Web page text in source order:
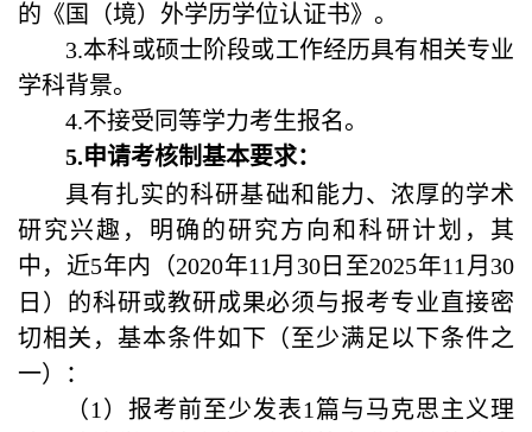
的《国（境）外学历学位认证书》。
3.本科或硕士阶段或工作经历具有相关专业
学科背景。
4.不接受同等学力考生报名。
5.申请考核制基本要求：
具有扎实的科研基础和能力、浓厚的学术
研究兴趣 ， 明确的研究方向和科研计划，其
中，近5年内 （2020年11 月 30日至2025年11 月 30
日 ） 的科研或教研成果必须与报考专业直接密
切相关，基本条件如下 （ 至少满足以下条件之
一）：
（1 ）报考前至少发表1篇与马克思主义理